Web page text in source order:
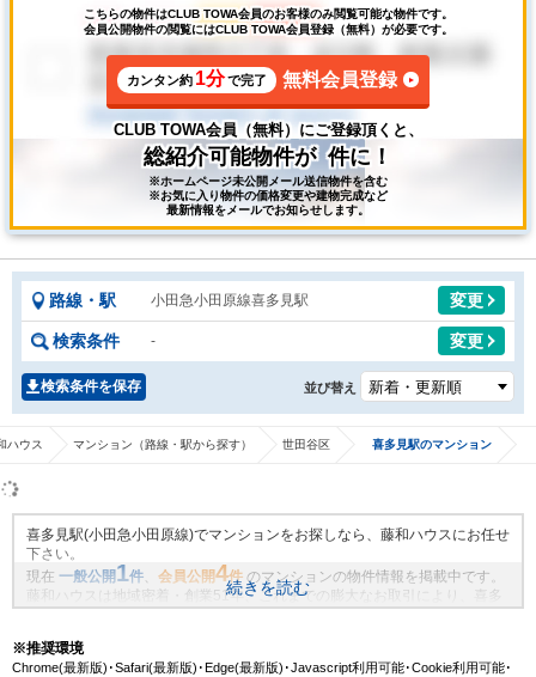
こちらの物件はCLUB TOWA会員のお客様のみ閲覧可能な物件です。
会員公開物件の閲覧にはCLUB TOWA会員登録（無料）が必要です。
カンタン約 1分で完了 無料会員登録
CLUB TOWA会員（無料）にご登録頂くと、
総紹介可能物件が 件に！
※ホームページ未公開メール送信物件を含む
※お気に入り物件の価格変更や建物完成など
最新情報をメールでお知らせします。
路線・駅 小田急小田原線喜多見駅 変更
検索条件 - 変更
検索条件を保存 並び替え
ハウス マンション（路線・駅から探す） 世田谷区 喜多見駅のマンション
喜多見駅(小田急小田原線)でマンションをお探しなら、藤和ハウスにお任せ
下さい。
現在 一般公開1件 会員公開4件 のマンションの物件情報を掲載中です。
藤和ハウスは地域密着・創業51年、これまでの膨大なお取引により、喜多
続きを読む
※推奨環境
Chrome(最新版)･Safari(最新版)･Edge(最新版)･Javascript利用可能･Cookie利用可能･